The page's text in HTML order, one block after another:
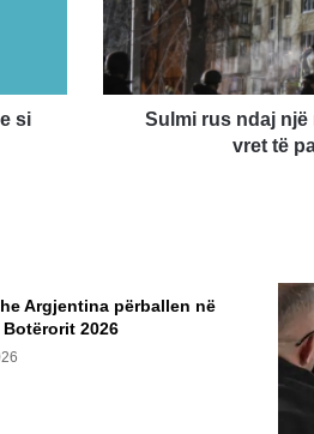
si
banimi
në
Harkiv
vret
Sulmi rus ndaj një
vret të
Argjentina përballen në
2026